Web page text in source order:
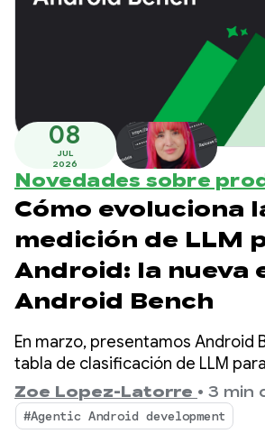
08
JUL
2026
Novedades sobre
Cómo evoluciona
medición de LLM
Android: la nueva
Android Bench
En marzo, presentamos Android
tabla de clasificación de LLM
desarrollo de Android en el
entonces, mejoramos el
tus comentarios, incluida la
Zoe Lopez-Latorre • 3 min
#Agentic Android development